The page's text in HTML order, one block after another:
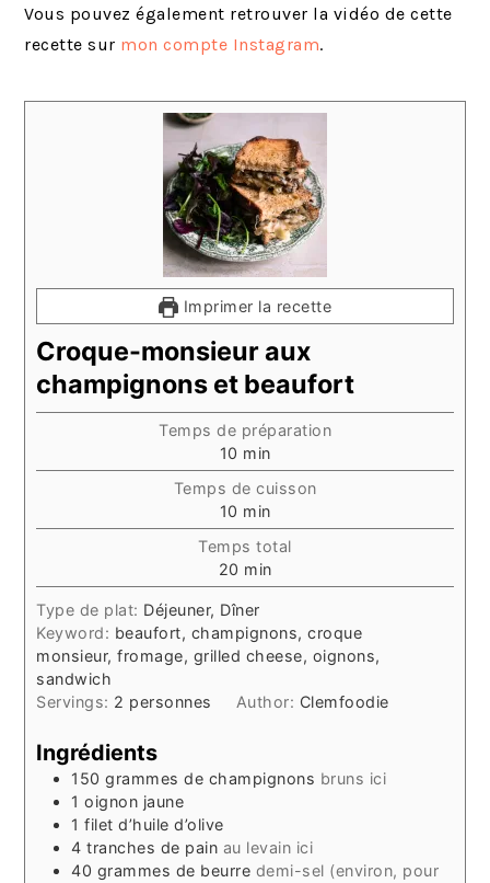
Vous pouvez également retrouver la vidéo de cette
recette sur mon compte Instagram.
Imprimer la recette
Croque-monsieur aux
champignons et beaufort
Temps de préparation
10 minutes
min
Temps de cuisson
10 minutes
min
Temps total
20 minutes
min
Type de plat: Déjeuner, Dîner
Keyword: beaufort, champignons, croque
monsieur, fromage, grilled cheese, oignons,
sandwich
Servings: 2 personnes Author: Clemfoodie
Ingrédients
150 grammes de champignons bruns ici
1 oignon jaune
1 filet d’huile d’olive
4 tranches de pain au levain ici
40 grammes de beurre demi-sel (environ, pour